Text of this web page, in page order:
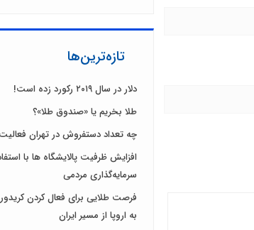
تازه‌ترین‌ها
دلار در سال ۲۰۱۹ رکورد زده است!
طلا بخریم یا «صندوق طلا»؟
چه تعداد دستفروش در تهران
افزایش ظرفیت پالایشگاه ها با
سرمایه‌گذاری مردمی
فرصت طلایی برای فعال کردن
به اروپا از مسیر ایران